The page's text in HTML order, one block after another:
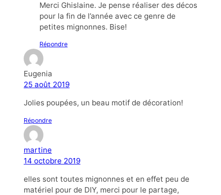
Merci Ghislaine. Je pense réaliser des décos
pour la fin de l’année avec ce genre de
petites mignonnes. Bise!
Répondre
Eugenia
25 août 2019
Jolies poupées, un beau motif de décoration!
Répondre
martine
14 octobre 2019
elles sont toutes mignonnes et en effet peu de
matériel pour de DIY, merci pour le partage,